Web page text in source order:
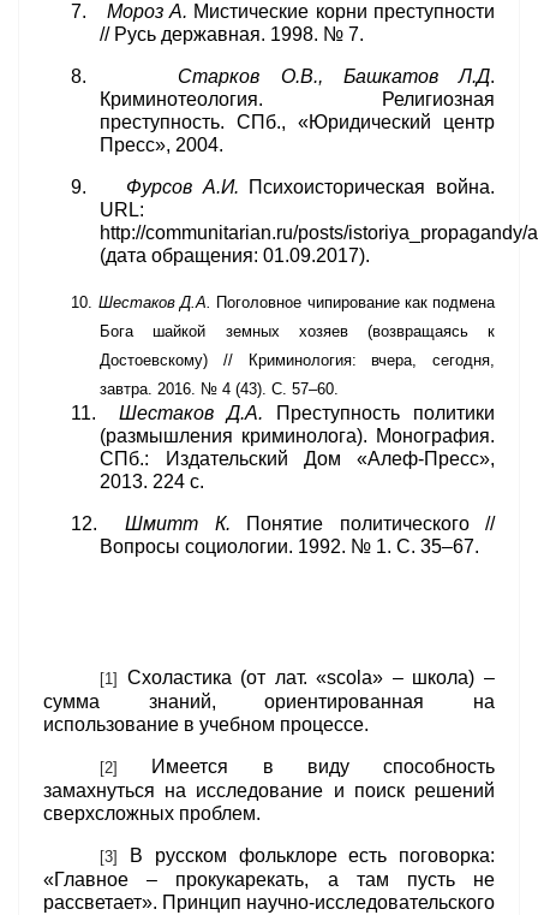
7. Мороз А. Мистические корни преступности
// Русь державная. 1998. № 7.
8. Старков О.В., Башкатов Л.Д.
Криминотеология. Религиозная
преступность. СПб., «Юридический центр
Пресс», 2004.
9. Фурсов А.И. Психоисторическая война.
URL:
http://communitarian.ru/posts/istoriya propagandy/
(дата обращения: 01.09.2017).
10. Шестаков Д.А. Поголовное чипирование как подмена
Бога шайкой земных хозяев (возвращаясь к
Достоевскому) // Криминология: вчера, сегодня,
завтра. 2016. № 4 (43). С. 57–60.
11. Шестаков Д.А. Преступность политики
(размышления криминолога). Монография.
СПб.: Издательский Дом «Алеф-Пресс»,
2013. 224 с.
12. Шмитт К. Понятие политического //
Вопросы социологии. 1992. № 1. С. 35–67.
[1] Схоластика (от лат. «scola» – школа) –
сумма знаний, ориентированная на
использование в учебном процессе.
[2]
Имеется в виду способность
замахнуться на исследование и поиск решений
сверхсложных проблем.
[3]
В русском фольклоре есть поговорка:
«Главное – прокукарекать, а там пусть не
рассветает». Принцип научно-исследовательского